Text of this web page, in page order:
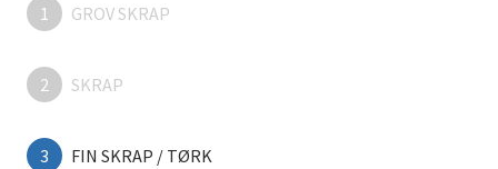
1 GROV SKRAP
2 SKRAP
3 FIN SKRAP / TØRK